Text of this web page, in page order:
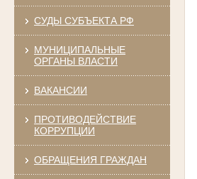
СУДЫ СУБЪЕКТА РФ
МУНИЦИПАЛЬНЫЕ
ОРГАНЫ ВЛАСТИ
ВАКАНСИИ
ПРОТИВОДЕЙСТВИЕ
КОРРУПЦИИ
ОБРАЩЕНИЯ ГРАЖДАН